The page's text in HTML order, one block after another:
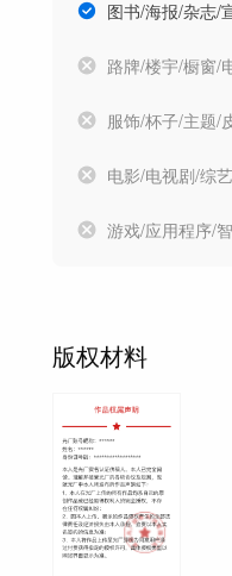
图书/海报/杂志/
路牌/楼宇/橱窗/
服饰/杯子/主题/
电影/电视剧/综
游戏/应用程序/
版权材料